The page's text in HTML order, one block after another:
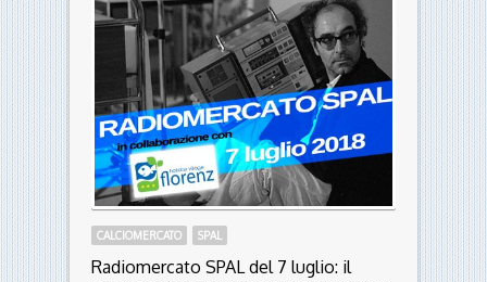
Difficilmente la storia si ripete, ma se la
SPAL finisse settima in classifica e Mattia
Valoti segnasse cinque gol, papà...